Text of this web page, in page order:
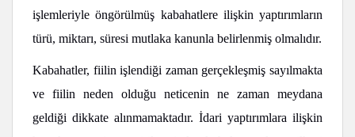
işlemleriyle öngörülmüş kabahatlere ilişkin yaptırımların
türü, miktarı, süresi mutlaka kanunla belirlenmiş olmalıdır.
Kabahatler, fiilin işlendiği zaman gerçekleşmiş sayılmakta
ve fiilin neden olduğu neticenin ne zaman meydana
geldiği dikkate alınmamaktadır. İdari yaptırımlara ilişkin